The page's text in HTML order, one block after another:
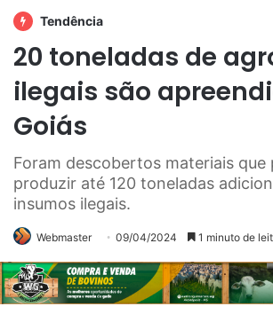
Tendência
20 toneladas de
ilegais são
Goiás
Foram descobertos materiais que
produzir até 120 toneladas
insumos ilegais.
Webmaster 09/04/2024 1 minuto de